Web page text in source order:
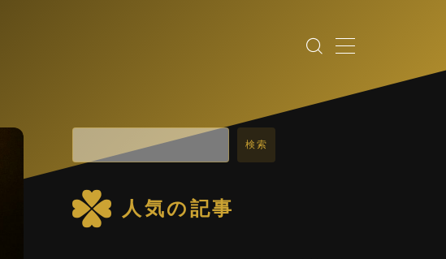
検索
人気の記事